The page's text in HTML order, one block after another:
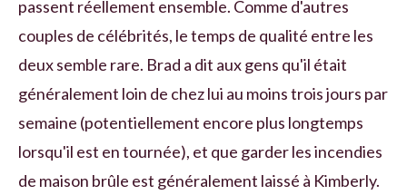
passent réellement ensemble. Comme d'autres
couples de célébrités, le temps de qualité entre les
deux semble rare. Brad a dit aux gens qu'il était
généralement loin de chez lui au moins trois jours par
semaine (potentiellement encore plus longtemps
lorsqu'il est en tournée), et que garder les incendies
de maison brûle est généralement laissé à Kimberly.